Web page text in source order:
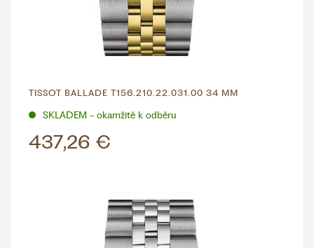
TISSOT BALLADE T156.210.22.031.00 34 MM
SKLADEM - okamžitě k odběru
437,26 €